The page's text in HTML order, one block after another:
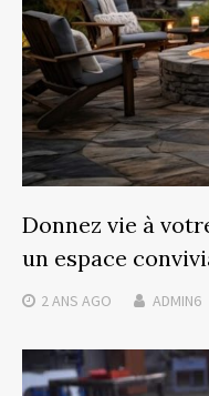
Donnez vie à
un espace
2 ANS AGO ADMIN6